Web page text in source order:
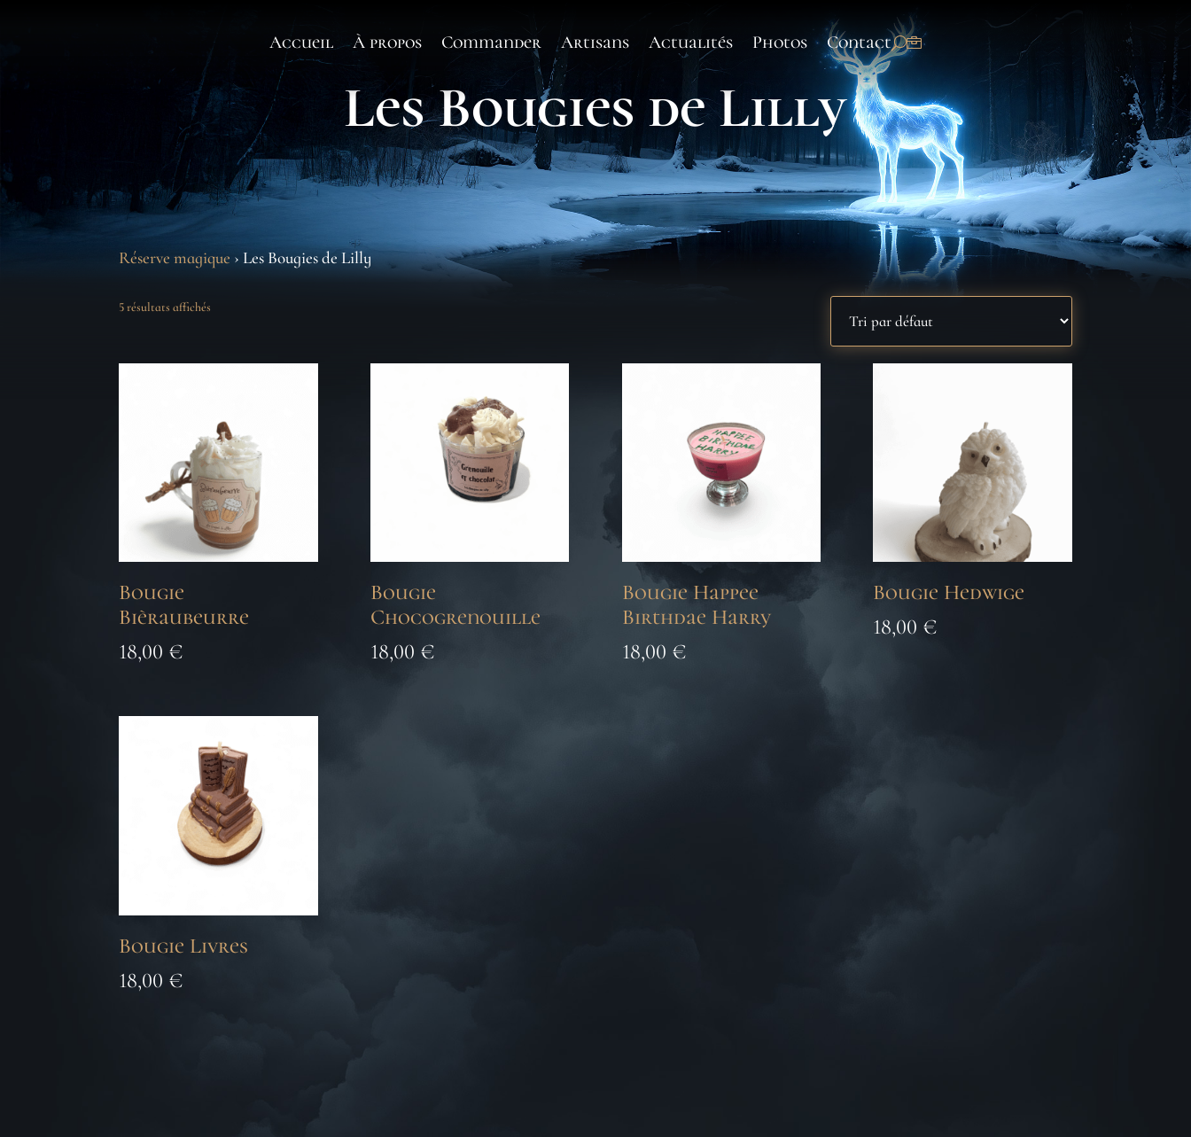
Accueil À propos Commander Artisans Actualités Photos Contact
Les Bougies de Lilly
Réserve magique › Les Bougies de Lilly
5 résultats affichés
Bougie
Bièraubeurre
18,00 €
Bougie
Chocogrenouille
18,00 €
Bougie Happee
Birthdae Harry
18,00 €
Bougie Hedwige
18,00 €
Bougie Livres
18,00 €